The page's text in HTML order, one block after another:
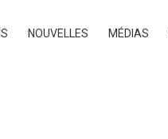
NOUVELLES MÉDIAS